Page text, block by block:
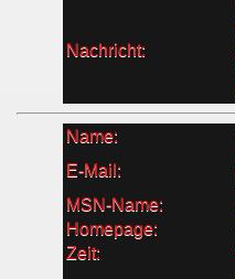
Nachricht:
Name:
E-Mail:
MSN-Name:
Homepage:
Zeit: